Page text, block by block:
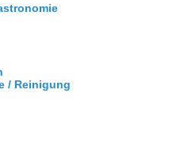
/ Reinigung